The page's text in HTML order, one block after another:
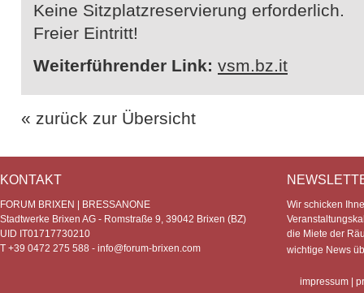
Keine Sitzplatzreservierung erforderlich.
Freier Eintritt!
Weiterführender Link: vsm.bz.it
« zurück zur Übersicht
KONTAKT
FORUM BRIXEN | BRESSANONE
Stadtwerke Brixen AG - Romstraße 9, 39042 Brixen (BZ)
UID IT01717730210
T +39 0472 275 588 - info@forum-brixen.com
Wir schicken
die Miete der
wichtige News
impressum